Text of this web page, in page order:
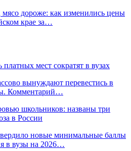
дороже: как изменились цены
крае за…
мест сократят в вузах
вынуждают перевестись в
Комментарий…
школьников: названы три
в России
новые минимальные баллы
в вузы на 2026…